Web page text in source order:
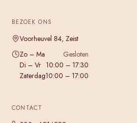
BEZOEK ONS
Voorheuvel 84, Zeist
Zo – Ma
Gesloten
Di – Vr 10:00 – 17:30
Zaterdag10:00 – 17:00
CONTACT